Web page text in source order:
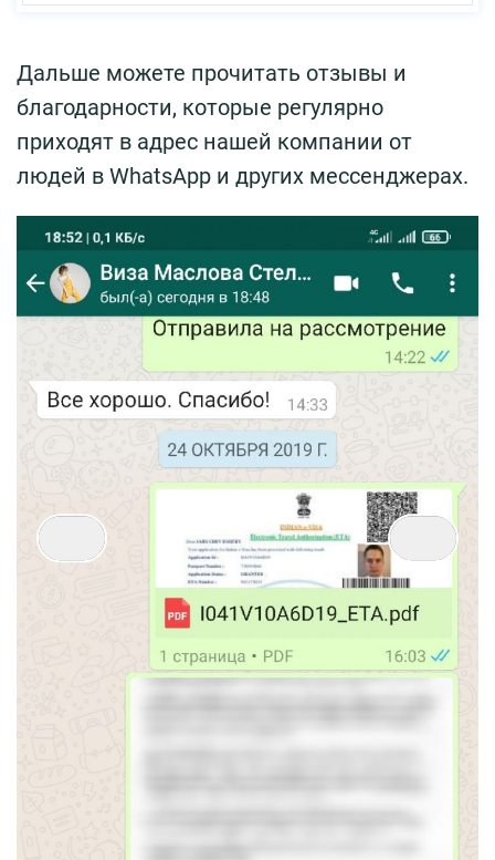
Дальше можете прочитать отзывы и
благодарности, которые регулярно
приходят в адрес нашей компании от
людей в WhatsApp и других мессенджерах.